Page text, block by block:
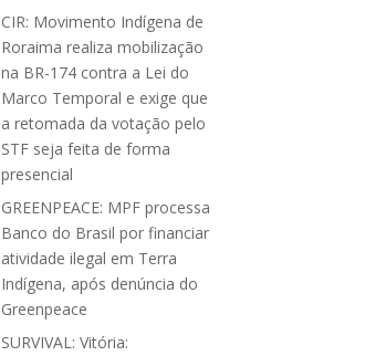
CIR: Movimento Indígena de
Roraima realiza mobilização
na BR-174 contra a Lei do
Marco Temporal e exige que
a retomada da votação pelo
STF seja feita de forma
presencial
GREENPEACE: MPF processa
Banco do Brasil por financiar
atividade ilegal em Terra
Indígena, após denúncia do
Greenpeace
SURVIVAL: Vitória: